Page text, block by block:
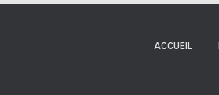
ACCUEIL